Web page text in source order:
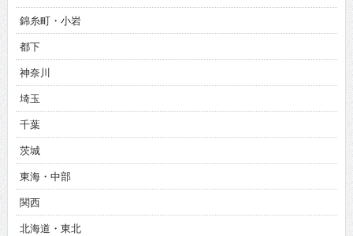
錦糸町・小岩
都下
神奈川
埼玉
千葉
茨城
東海・中部
関西
北海道・東北